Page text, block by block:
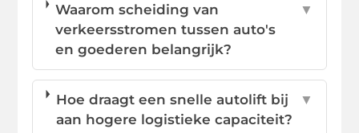
Waarom scheiding van
verkeersstromen tussen auto's
en goederen belangrijk?
▼
Hoe draagt een snelle autolift bij
aan hogere logistieke capaciteit?
▼